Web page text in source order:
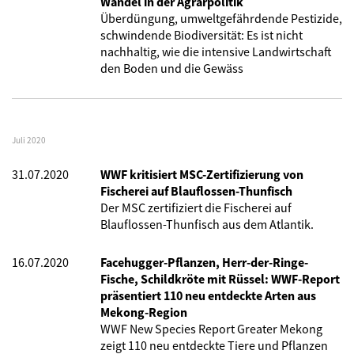
Überdüngung, umweltgefährdende Pestizide,
schwindende Biodiversität: Es ist nicht
nachhaltig, wie die intensive Landwirtschaft
den Boden und die Gewäss
Juli 2020
31.07.2020
WWF kritisiert MSC-Zertifizierung von
Fischerei auf Blauflossen-Thunfisch
Der MSC zertifiziert die Fischerei auf
Blauflossen-Thunfisch aus dem Atlantik.
16.07.2020
Facehugger-Pflanzen, Herr-der-Ringe-
Fische, Schildkröte mit Rüssel: WWF-Report
präsentiert 110 neu entdeckte Arten aus
Mekong-Region
WWF New Species Report Greater Mekong
zeigt 110 neu entdeckte Tiere und Pflanzen